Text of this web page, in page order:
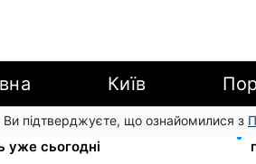
Київ
підтверджуєте, що ознайомилися з
Мостепан: Демографічна
уже сьогодні